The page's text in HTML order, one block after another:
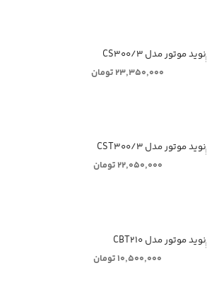
ٖٖٖٖٖنوید موتور مدل CS۳۰۰/۳
۲۳,۳۵۰,۰۰۰ تومان
ٖٖٖٖٖنوید موتور مدل CST۳۰۰/۳
۲۲,۰۵۰,۰۰۰ تومان
ٖٖٖٖٖنوید موتور مدل CBT۲۱۰
۱۰,۵۰۰,۰۰۰ تومان